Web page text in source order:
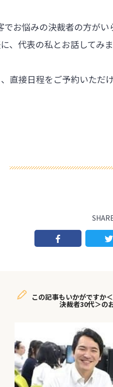
お悩みの決裁者の方がい
、代表の私とお話してみ
直接日程をご予約いただけ
この記事もいかがですか
決裁者30代＞の